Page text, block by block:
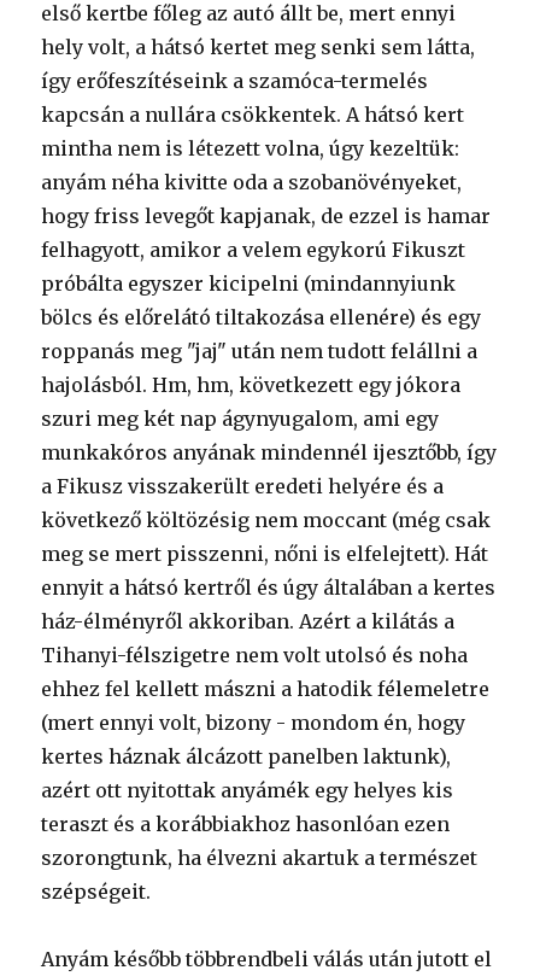
első kertbe főleg az autó állt be, mert ennyi
hely volt, a hátsó kertet meg senki sem látta,
így erőfeszítéseink a szamóca-termelés
kapcsán a nullára csökkentek. A hátsó kert
mintha nem is létezett volna, úgy kezeltük:
anyám néha kivitte oda a szobanövényeket,
hogy friss levegőt kapjanak, de ezzel is hamar
felhagyott, amikor a velem egykorú Fikuszt
próbálta egyszer kicipelni (mindannyiunk
bölcs és előrelátó tiltakozása ellenére) és egy
roppanás meg "jaj" után nem tudott felállni a
hajolásból. Hm, hm, következett egy jókora
szuri meg két nap ágynyugalom, ami egy
munkakóros anyának mindennél ijesztőbb, így
a Fikusz visszakerült eredeti helyére és a
következő költözésig nem moccant (még csak
meg se mert pisszenni, nőni is elfelejtett). Hát
ennyit a hátsó kertről és úgy általában a kertes
ház-élményről akkoriban. Azért a kilátás a
Tihanyi-félszigetre nem volt utolsó és noha
ehhez fel kellett mászni a hatodik félemeletre
(mert ennyi volt, bizony - mondom én, hogy
kertes háznak álcázott panelben laktunk),
azért ott nyitottak anyámék egy helyes kis
teraszt és a korábbiakhoz hasonlóan ezen
szorongtunk, ha élvezni akartuk a természet
szépségeit.
Anyám később többrendbeli válás után jutott el